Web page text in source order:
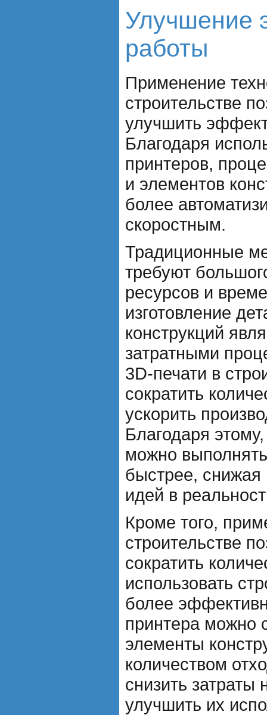
Улучшение
работы
Применение
строительстве
улучшить
Благодаря
принтеров,
и элементов
более
скоростным.
Традиционные
требуют
ресурсов и
изготовление
конструкций
затратными
3D-печати в
сократить
ускорить
Благодаря
можно
быстрее,
идей в
Кроме того,
строительстве
сократить
использовать
более
принтера можно
элементы
количеством
снизить
улучшить их